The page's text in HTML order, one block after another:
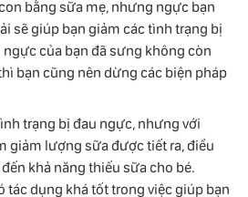
bằng sữa mẹ, nhưng ngực bạn
sẽ giúp bạn giảm các tình trạng bị
ngực của bạn đã sưng không còn
bạn cũng nên dừng các biện pháp
trạng bị đau ngực, nhưng với
giảm lượng sữa được tiết ra, điều
khả năng thiếu sữa cho bé.
tác dụng khá tốt trong việc giúp bạn